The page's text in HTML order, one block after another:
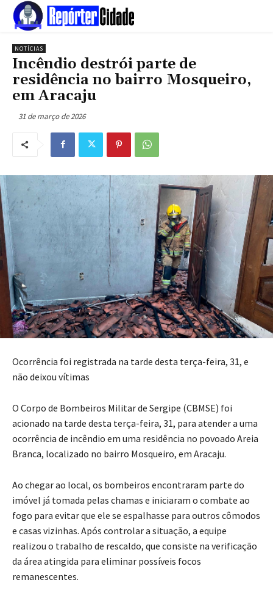
NOTÍCIAS
Incêndio destrói parte de
residência no bairro Mosqueiro,
em Aracaju
31 de março de 2026
Ocorrência foi registrada na tarde desta terça-feira, 31, e
não deixou vítimas
O Corpo de Bombeiros Militar de Sergipe (CBMSE) foi
acionado na tarde desta terça-feira, 31, para atender a uma
ocorrência de incêndio em uma residência no povoado Areia
Branca, localizado no bairro Mosqueiro, em Aracaju.
Ao chegar ao local, os bombeiros encontraram parte do
imóvel já tomada pelas chamas e iniciaram o combate ao
fogo para evitar que ele se espalhasse para outros cômodos
e casas vizinhas. Após controlar a situação, a equipe
realizou o trabalho de rescaldo, que consiste na verificação
da área atingida para eliminar possíveis focos
remanescentes.